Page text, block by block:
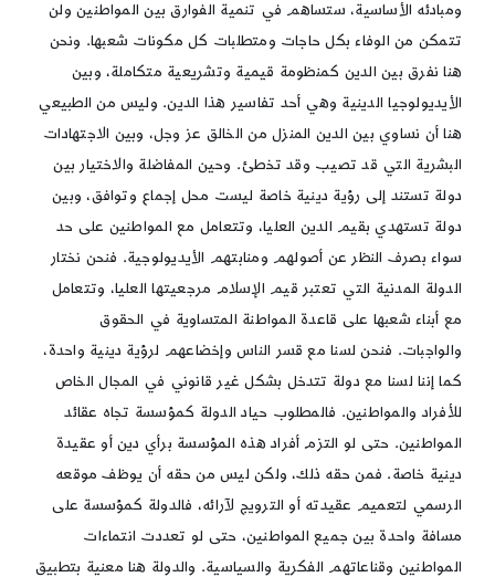
ومبادئه الأساسية، ستساهم في تنمية الفوارق بين المواطنين ولن
تتمكن من الوفاء بكل حاجات ومتطلبات كل مكونات شعبها. ونحن
هنا نفرق بين الدين كمنظومة قيمية وتشريعية متكاملة، وبين
الأيديولوجيا الدينية وهي أحد تفاسير هذا الدين. وليس من الطبيعي
هنا أن نساوي بين الدين المنزل من الخالق عز وجل، وبين الاجتهادات
البشرية التي قد تصيب وقد تخطئ. وحين المفاضلة والاختيار بين
دولة تستند إلى رؤية دينية خاصة ليست محل إجماع وتوافق، وبين
دولة تستهدي بقيم الدين العليا، وتتعامل مع المواطنين على حد
سواء بصرف النظر عن أصولهم ومنابتهم الأيديولوجية. فنحن نختار
الدولة المدنية التي تعتبر قيم الإسلام مرجعيتها العليا، وتتعامل
مع أبناء شعبها على قاعدة المواطنة المتساوية في الحقوق
والواجبات. فنحن لسنا مع قسر الناس وإخضاعهم لرؤية دينية واحدة،
كما إننا لسنا مع دولة تتدخل بشكل غير قانوني في المجال الخاص
للأفراد والمواطنين. فالمطلوب حياد الدولة كمؤسسة تجاه عقائد
المواطنين. حتى لو التزم أفراد هذه المؤسسة برأي دين أو عقيدة
دينية خاصة. فمن حقه ذلك، ولكن ليس من حقه أن يوظف موقعه
الرسمي لتعميم عقيدته أو الترويج لآرائه، فالدولة كمؤسسة على
مسافة واحدة بين جميع المواطنين، حتى لو تعددت انتماءات
المواطنين وقناعاتهم الفكرية والسياسية. والدولة هنا معنية بتطبيق